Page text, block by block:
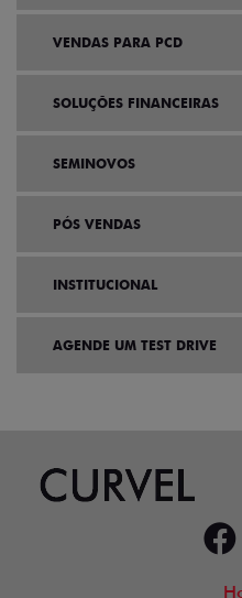
VENDAS PARA PCD
SOLUÇÕES FINANCEIRAS
SEMINOVOS
PÓS VENDAS
INSTITUCIONAL
AGENDE UM TEST DRIVE